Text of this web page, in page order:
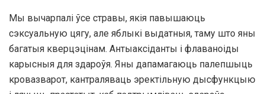
Мы вычарпалі ўсе стравы, якія павышаюць
сэксуальную цягу, але яблыкі выдатныя, таму што яны
багатыя кверцэцінам. Антыаксіданты і флаваноіды
карысныя для здароўя. Яны дапамагаюць палепшыць
кровазварот, кантраляваць эректільную дысфункцыю